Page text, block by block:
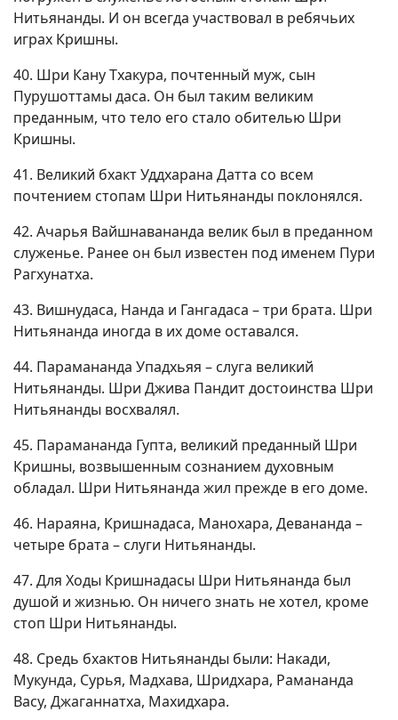
Нитьянанды. И он всегда участвовал в ребячьих
играх Кришны.
40. Шри Кану Тхакура, почтенный муж, сын
Пурушоттамы даса. Он был таким великим
преданным, что тело его стало обителью Шри
Кришны.
41. Великий бхакт Уддхарана Датта со всем
почтением стопам Шри Нитьянанды поклонялся.
42. Ачарья Вайшнавананда велик был в преданном
служенье. Ранее он был известен под именем Пури
Рагхунатха.
43. Вишнудаса, Нанда и Гангадаса – три брата. Шри
Нитьянанда иногда в их доме оставался.
44. Парамананда Упадхьяя – слуга великий
Нитьянанды. Шри Джива Пандит достоинства Шри
Нитьянанды восхвалял.
45. Парамананда Гупта, великий преданный Шри
Кришны, возвышенным сознанием духовным
обладал. Шри Нитьянанда жил прежде в его доме.
46. Нараяна, Кришнадаса, Манохара, Девананда –
четыре брата – слуги Нитьянанды.
47. Для Ходы Кришнадасы Шри Нитьянанда был
душой и жизнью. Он ничего знать не хотел, кроме
стоп Шри Нитьянанды.
48. Средь бхактов Нитьянанды были: Накади,
Мукунда, Сурья, Мадхава, Шридхара, Рамананда
Васу, Джаганнатха, Махидхара.